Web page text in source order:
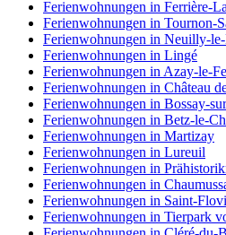
Ferienwohnungen in Ferrière-
Ferienwohnungen in Tournon-
Ferienwohnungen in Neuilly-
Ferienwohnungen in Lingé
Ferienwohnungen in Azay-le-
Ferienwohnungen in Château
Ferienwohnungen in Bossay-
Ferienwohnungen in Betz-le-
Ferienwohnungen in Martizay
Ferienwohnungen in Lureuil
Ferienwohnungen in
Ferienwohnungen in
Ferienwohnungen in Saint-
Ferienwohnungen in Tierpark